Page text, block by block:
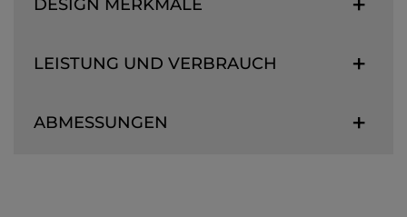
DESIGN MERKMALE
LEISTUNG UND VERBRAUCH
ABMESSUNGEN